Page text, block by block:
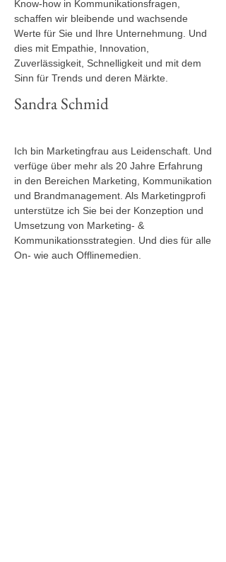
Know-how in Kommunikationsfragen,
schaffen wir bleibende und wachsende
Werte für Sie und Ihre Unternehmung. Und
dies mit Empathie, Innovation,
Zuverlässigkeit, Schnelligkeit und mit dem
Sinn für Trends und deren Märkte.
Sandra Schmid
Ich bin Marketingfrau aus Leidenschaft. Und
verfüge über mehr als 20 Jahre Erfahrung
in den Bereichen Marketing, Kommunikation
und Brandmanagement. Als Marketingprofi
unterstütze ich Sie bei der Konzeption und
Umsetzung von Marketing- &
Kommunikationsstrategien. Und dies für alle
On- wie auch Offlinemedien.